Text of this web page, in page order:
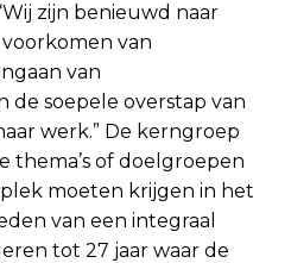
zijn benieuwd naar
van
van
de soepele overstap van
werk.” De kerngroep
thema’s of doelgroepen
moeten krijgen in het
van een integraal
tot 27 jaar waar de